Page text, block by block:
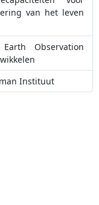
van het leven
Observation
Instituut
Belgium" met
onderdeel voor NASA's